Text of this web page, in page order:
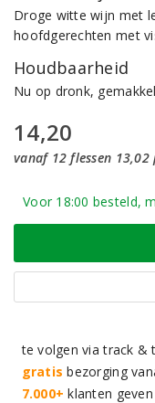
Droge witte wijn met
hoofdgerechten met
Houdbaarheid
Nu op dronk,
14,20
vanaf 12 flessen 13,02
Voor 18:00 besteld,
te volgen via track &
gratis bezorging
7.000+ klanten